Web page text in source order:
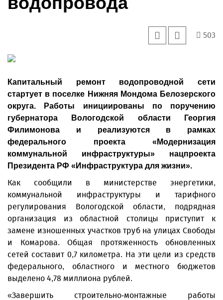
503
Капитальный ремонт водопроводной сети
стартует в поселке Нижняя Мондома Белозерского
округа. Работы инициированы по поручению
губернатора Вологодской области Георгия
Филимонова и реализуются в рамках
федерального проекта «Модернизация
коммунальной инфраструктуры» нацпроекта
Президента РФ «Инфраструктура для жизни».
Как сообщили в министерстве энергетики,
коммунальной инфраструктуры и тарифного
регулирования Вологодской области, подрядная
организация из областной столицы приступит к
замене изношенных участков труб на улицах Свободы
и Комарова. Общая протяженность обновленных
сетей составит 0,7 километра. На эти цели из средств
федерального, областного и местного бюджетов
выделено 4,78 миллиона рублей.
«Завершить строительно-монтажные работы